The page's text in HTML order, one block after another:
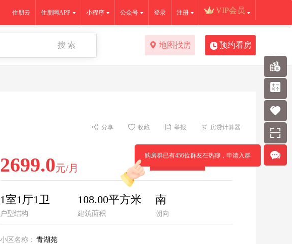
VIP会员
注册
登录
公众号
小程序
住朋网APP
住朋云
搜 索 地图找房 预约看房
房贷计算器
举报
收藏
分享
2699.0元/月
一键约看
1室1厅1卫
户型结构
108.00平方米
建筑面积
南
朝向
小区名称： 青湖苑
购房群已有456位群友在热聊，申请入群